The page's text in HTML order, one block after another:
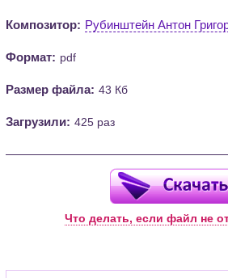
Композитор: Рубинштейн Антон
Формат: pdf
Размер файла: 43 Кб
Загрузили: 425 раз
Что делать, если файл не